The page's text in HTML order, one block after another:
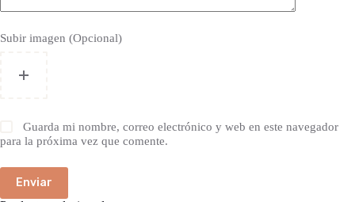
Subir imagen (Opcional)
Guarda mi nombre, correo electrónico y web en este navegador
para la próxima vez que comente.
Enviar